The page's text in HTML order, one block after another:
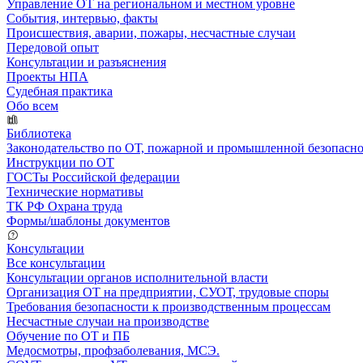
Управление ОТ на региональном и местном уровне
События, интервью, факты
Происшествия, аварии, пожары, несчастные случаи
Передовой опыт
Консультации и разъяснения
Проекты НПА
Судебная практика
Обо всем
Библиотека
Законодательство по ОТ, пожарной и промышленной
Инструкции по ОТ
ГОСТы Российской федерации
Технические нормативы
ТК РФ Охрана труда
Формы/шаблоны документов
Консультации
Все консультации
Консультации органов исполнительной власти
Организация ОТ на предприятии, СУОТ, трудовые споры
Требования безопасности к производственным процессам
Несчастные случаи на производстве
Обучение по ОТ и ПБ
Медосмотры, профзаболевания, МСЭ.